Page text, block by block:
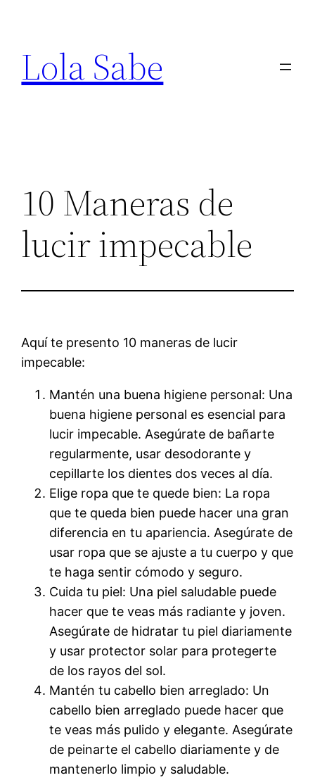
contenido
Lola Sabe
10 Maneras de
lucir impecable
Aquí te presento 10 maneras de lucir
impecable:
Mantén una buena higiene personal: Una
buena higiene personal es esencial para
lucir impecable. Asegúrate de bañarte
regularmente, usar desodorante y
cepillarte los dientes dos veces al día.
Elige ropa que te quede bien: La ropa
que te queda bien puede hacer una gran
diferencia en tu apariencia. Asegúrate de
usar ropa que se ajuste a tu cuerpo y que
te haga sentir cómodo y seguro.
Cuida tu piel: Una piel saludable puede
hacer que te veas más radiante y joven.
Asegúrate de hidratar tu piel diariamente
y usar protector solar para protegerte
de los rayos del sol.
Mantén tu cabello bien arreglado: Un
cabello bien arreglado puede hacer que
te veas más pulido y elegante. Asegúrate
de peinarte el cabello diariamente y de
mantenerlo limpio y saludable.